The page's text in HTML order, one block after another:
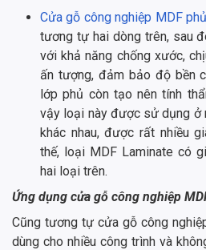
Cửa gỗ công nghiệp MDF
tương tự hai dòng trên, sau
với khả năng chống xước,
ấn tượng, đảm bảo độ bền
lớp phủ còn tạo nên tính
vậy loại này được sử dụng ở
khác nhau, được rất nhiều
thế, loại MDF Laminate có
hai loại trên.
Ứng dụng cửa gỗ công nghiệp
Cũng tương tự cửa gỗ công
dùng cho nhiều công trình và